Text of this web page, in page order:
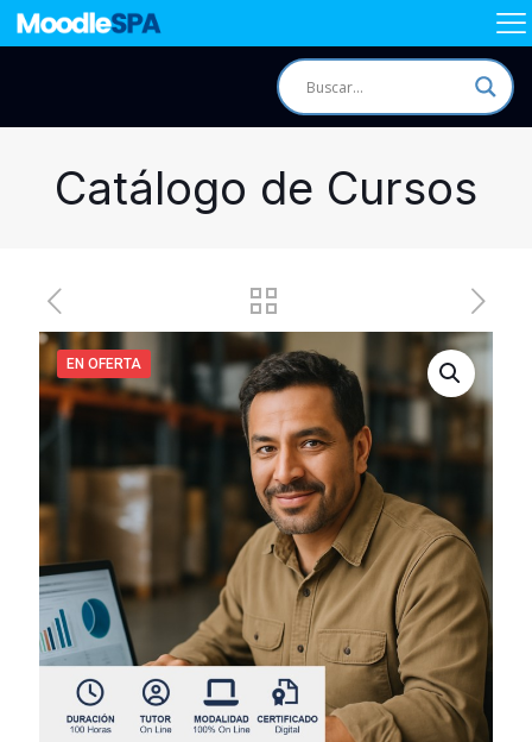
Catálogo de Cursos
EN OFERTA